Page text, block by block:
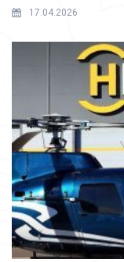
17.04.2026